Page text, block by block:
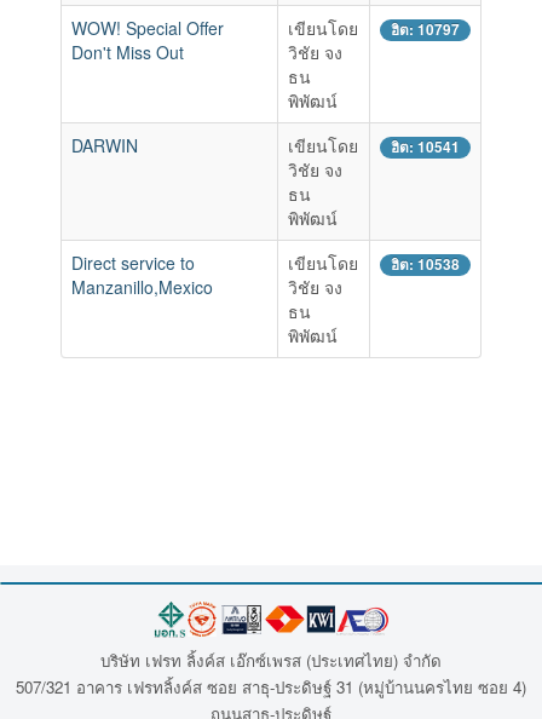
WOW! Special Offer
Don't Miss Out
เขียนโดย
วิชัย จง
ธน
พิพัฒน์
ฮิต: 10797
DARWIN
เขียนโดย
วิชัย จง
ธน
พิพัฒน์
ฮิต: 10541
Direct service to
Manzanillo,Mexico
เขียนโดย
วิชัย จง
ธน
พิพัฒน์
ฮิต: 10538
บริษัท เฟรท ลิ้งค์ส เอ๊กซ์เพรส (ประเทศไทย) จำกัด
507/321 อาคาร เฟรทลิ้งค์ส ซอย สาธุ-ประดิษฐ์ 31 (หมู่บ้านนครไทย ซอย 4)
ถนนสาธุ-ประดิษฐ์